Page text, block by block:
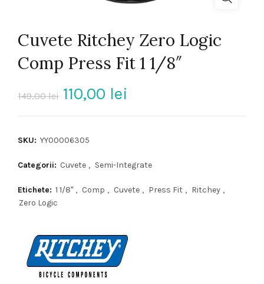
Cuvete Ritchey Zero Logic
Comp Press Fit 1 1/8″
149,00lei Prețul
a
fost:
149,00 lei.
110,00 lei
110,00 lei.
SKU: YY00006305
Categorii: Cuvete , Semi-Integrate
Etichete: 1 1/8" , Comp , Cuvete , Press Fit , Ritchey ,
Zero Logic